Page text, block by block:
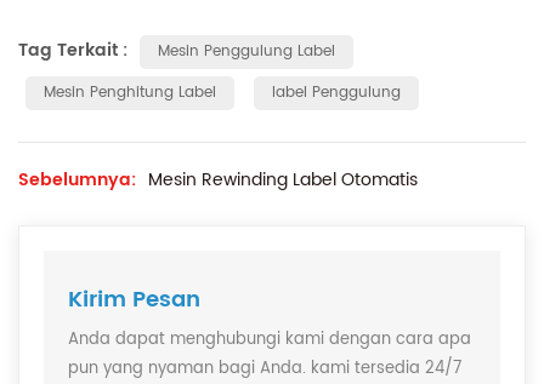
Tag Terkait :
Mesin Penggulung Label
Mesin Penghitung Label
label Penggulung
Sebelumnya: Mesin Rewinding Label Otomatis
Kirim Pesan
Anda dapat menghubungi kami dengan cara apa
pun yang nyaman bagi Anda. kami tersedia 24/7